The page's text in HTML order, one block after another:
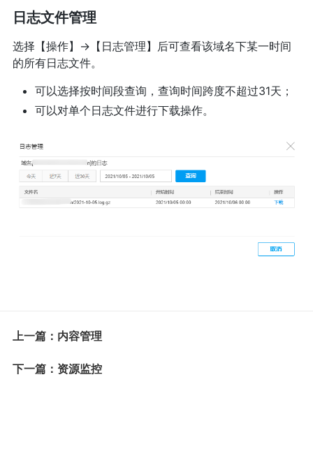
日志文件管理
选择【操作】→【日志管理】后可查看该域名下某一时间
的所有日志文件。
可以选择按时间段查询，查询时间跨度不超过31天；
可以对单个日志文件进行下载操作。
上一篇：内容管理
下一篇：资源监控